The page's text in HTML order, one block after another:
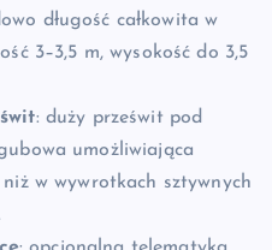
długość całkowita w
3–3,5 m, wysokość do 3,5
: duży prześwit pod
umożliwiająca
w wywrotkach sztywnych